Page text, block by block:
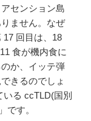
センション島
ません。なぜ
17 回目は、18
食が機内食に
か、イッテ弾
きるのでしょ
る ccTLD(国別
」です。